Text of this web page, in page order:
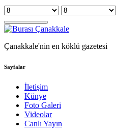
Çanakkale'nin en köklü gazetesi
Sayfalar
İletişim
Künye
Foto Galeri
Videolar
Canlı Yayın